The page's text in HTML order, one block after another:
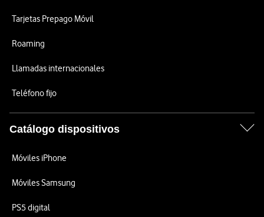
Tarjetas Prepago Móvil
Roaming
Llamadas internacionales
Teléfono fijo
Catálogo dispositivos
Móviles iPhone
Móviles Samsung
PS5 digital